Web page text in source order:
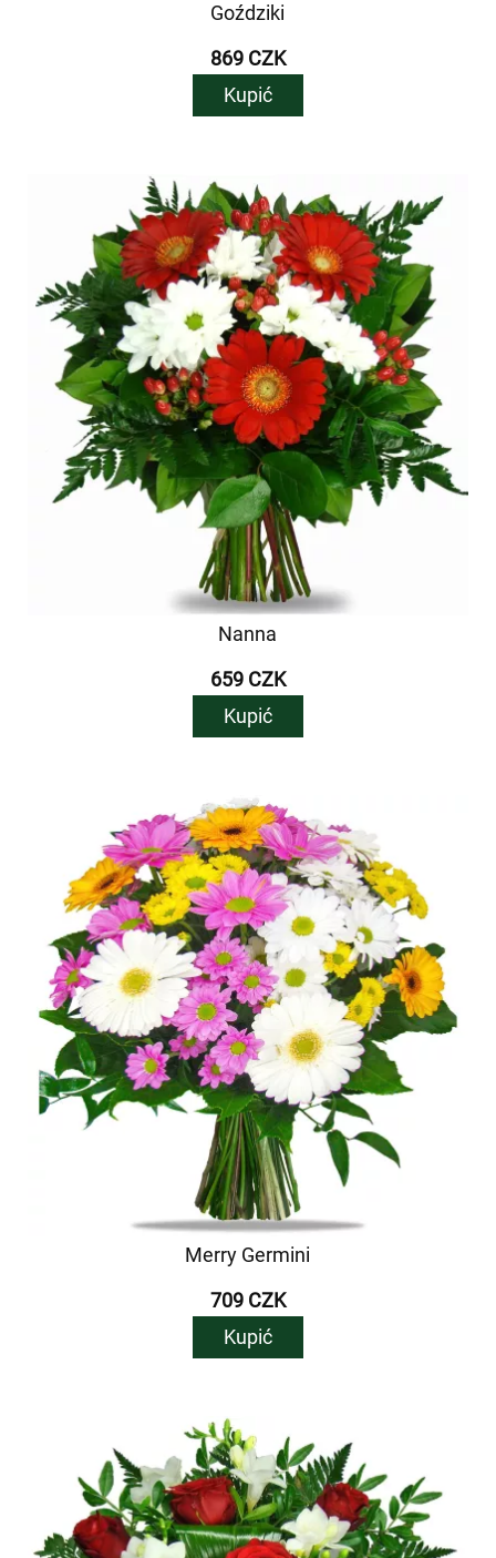
Goździki
869 CZK
Kupić
Nanna
659 CZK
Kupić
Merry Germini
709 CZK
Kupić